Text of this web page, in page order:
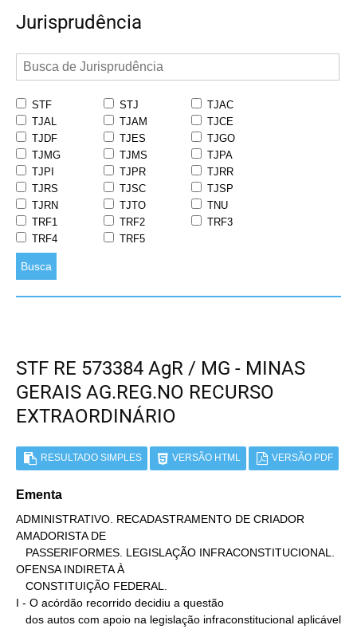
Jurisprudência
STF STJ
TJAC
TJAL
TJAM
TJCE
TJDF
TJES
TJGO
TJMG
TJMS
TJPA
TJPI
TJPR
TJRR
TJRS
TJSC
TJSP
TJRN
TJTO
TNU
TRF1
TRF2
TRF3
TRF4
TRF5
Busca
STF RE 573384 AgR / MG - MINAS
GERAIS AG.REG.NO RECURSO
EXTRAORDINÁRIO
RESULTADO SIMPLES VERSÃO HTML VERSÃO PDF
Ementa
ADMINISTRATIVO. RECADASTRAMENTO DE CRIADOR
AMADORISTA DE
OFENSA INDIRETA À
I - O acórdão recorrido decidiu a questão